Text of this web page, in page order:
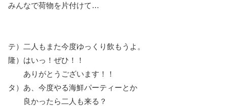
みんなで荷物を片付けて…
テ）二人もまた今度ゆっくり飲もうよ。
隆）はいっ！ぜひ！！
ありがとうございます！！
タ）あ、今度やる海鮮パーティーとか
良かったら二人も来る？